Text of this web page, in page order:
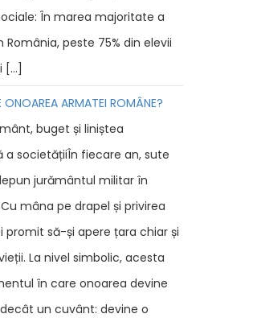
În marea majoritate a
România, peste 75% din elevii
[…]
ONOAREA ARMATEI ROMÂNE?
buget și liniștea
a societățiiÎn fiecare an, sute
jurământul militar în
mâna pe drapel și privirea
promit să-și apere țara chiar și
La nivel simbolic, acesta
în care onoarea devine
un cuvânt: devine o